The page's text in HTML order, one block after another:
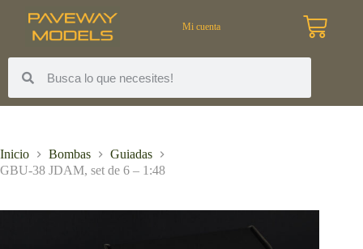
Mi cuenta
Inicio Bombas
Guiadas
GBU-38 JDAM, set de 6 – 1:48